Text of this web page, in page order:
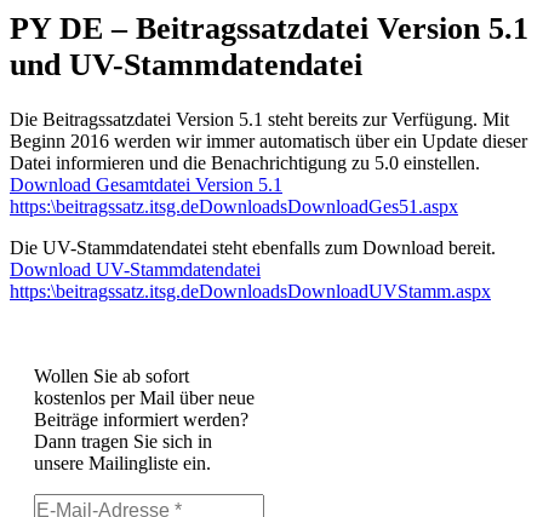
PY DE – Beitragssatzdatei Version 5.1
und UV-Stammdatendatei
Die Beitragssatzdatei Version 5.1 steht bereits zur Verfügung. Mit
Beginn 2016 werden wir immer automatisch über ein Update dieser
Datei informieren und die Benachrichtigung zu 5.0 einstellen.
Download Gesamtdatei Version 5.1
https:\beitragssatz.itsg.deDownloadsDownloadGes51.aspx
Die UV-Stammdatendatei steht ebenfalls zum Download bereit.
Download UV-Stammdatendatei
https:\beitragssatz.itsg.deDownloadsDownloadUVStamm.aspx
Wollen Sie ab sofort
kostenlos per Mail über neue
Beiträge informiert werden?
Dann tragen Sie sich in
unsere Mailingliste ein.